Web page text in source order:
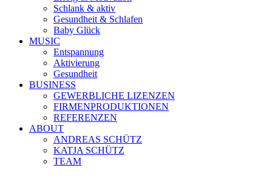
Schlank & aktiv
Gesundheit & Schlafen
Baby Glück
MUSIC
Entspannung
Aktivierung
Gesundheit
BUSINESS
GEWERBLICHE LIZENZEN
FIRMENPRODUKTIONEN
REFERENZEN
ABOUT
ANDREAS SCHÜTZ
KATJA SCHÜTZ
TEAM